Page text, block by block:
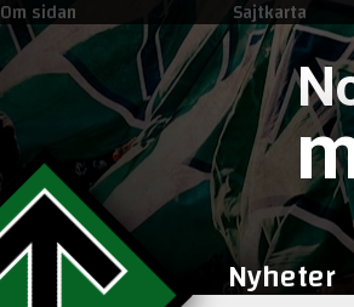
Om sidan Sajtkarta
Nyheter